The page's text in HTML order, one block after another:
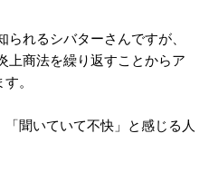
られるシバターさんですが、
上商法を繰り返すことからア
。
聞いていて不快」と感じる人